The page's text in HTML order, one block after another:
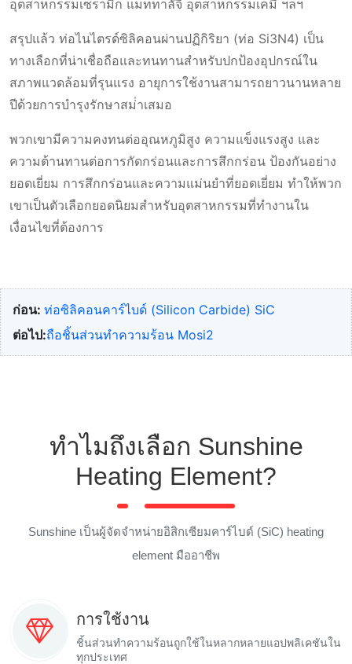
อุตสาหกรรมเซรามิก แมททาลัจี อุตสาหกรรมเคมี ฯลฯ
สรุปแล้ว ท่อไนไตรด์ซิลิคอนผ่านปฏิกิริยา (ท่อ Si3N4) เป็น
ทางเลือกที่น่าเชื่อถือและทนทานสําหรับปกป้องอุปกรณ์ใน
สภาพแวดล้อมที่รุนแรง อายุการใช้งานสามารถยาวนานหลาย
ปีด้วยการบํารุงรักษาสม่ําเสมอ
พวกเขามีความคงทนต่ออุณหภูมิสูง ความแข็งแรงสูง และ
ความต้านทานต่อการกัดกร่อนและการสึกกร่อน ป้องกันอย่าง
ยอดเยี่ยม การสึกกร่อนและความแม่นยำที่ยอดเยี่ยม ทำให้พวก
เขาเป็นตัวเลือกยอดนิยมสำหรับอุตสาหกรรมที่ทำงานใน
เงื่อนไขที่ต้องการ
ก่อน: ท่อซิลิคอนคาร์ไบด์ (Silicon Carbide) SiC
ต่อไป:ถือชิ้นส่วนทำความร้อน Mosi2
ทำไมถึงเลือก Sunshine
Heating Element?
Sunshine เป็นผู้จัดจำหน่ายอิสิกเซียมคาร์ไบด์ (SiC) heating
element มืออาชีพ
การใช้งาน
ชิ้นส่วนทำความร้อนถูกใช้ในหลากหลายแอปพลิเคชันใน
ทุกประเทศ